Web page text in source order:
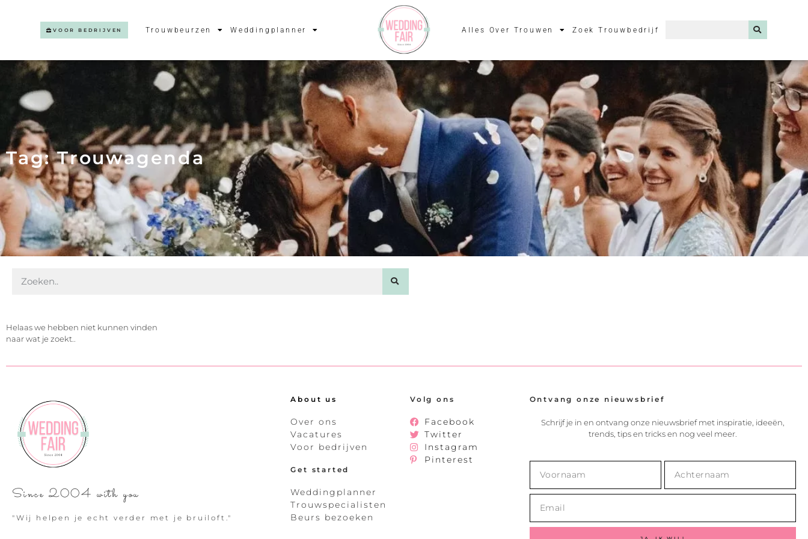
VOOR BEDRIJVEN Trouwbeurzen Weddingplanner Alles Over Trouwen Zoek Trouwbedrijf
Tag: Trouwagenda
Helaas we hebben niet kunnen vinden
naar wat je zoekt..
Since 2004 with you
"Wij helpen je echt verder met je bruiloft."
About us
Over ons
Vacatures
Voor bedrijven
Get started
Weddingplanner
Trouwspecialisten
Beurs bezoeken
Volg ons
Facebook
Twitter
Instagram
Pinterest
Ontvang onze nieuwsbrief
Schrijf je in en ontvang onze nieuwsbrief met inspiratie, ideeën,
trends, tips en tricks en nog veel meer.